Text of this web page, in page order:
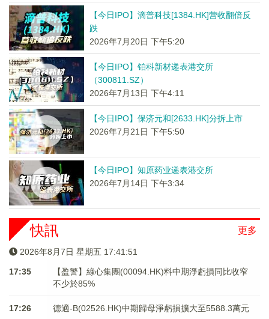
【今日IPO】滴普科技[1384.HK]营收翻倍反
跌
2026年7月20日 下午5:20
【今日IPO】铂科新材递表港交所
（300811.SZ）
2026年7月13日 下午4:11
【今日IPO】保济元和[2633.HK]分拆上市
2026年7月21日 下午5:50
【今日IPO】知原药业递表港交所
2026年7月14日 下午3:34
更多
快訊
2026年8月7日 星期五 17:41:51
17:35
【盈警】綠心集團(00094.HK)料中期淨虧損同比收窄
不少於85%
17:26 德適-B(02526.HK)中期歸母淨虧損擴大至5588.3萬元